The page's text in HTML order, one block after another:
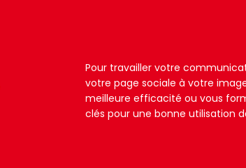
Pour travailler votre
votre page sociale à votre
meilleure efficacité ou vous
clés pour une bonne utilisation